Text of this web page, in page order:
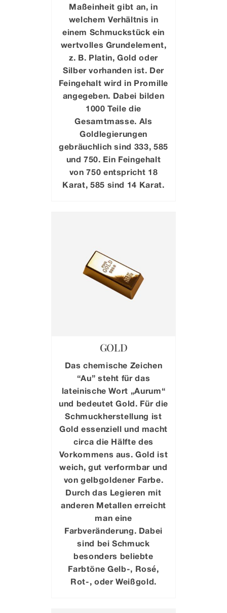
Maßeinheit gibt an, in
welchem Verhältnis in
einem Schmuckstück ein
wertvolles Grundelement,
z. B. Platin, Gold oder
Silber vorhanden ist. Der
Feingehalt wird in Promille
angegeben. Dabei bilden
1000 Teile die
Gesamtmasse. Als
Goldlegierungen
gebräuchlich sind 333, 585
und 750. Ein Feingehalt
von 750 entspricht 18
Karat, 585 sind 14 Karat.
GOLD
Das chemische Zeichen
“Au” steht für das
lateinische Wort „Aurum“
und bedeutet Gold. Für die
Schmuckherstellung ist
Gold essenziell und macht
circa die Hälfte des
Vorkommens aus. Gold ist
weich, gut verformbar und
von gelbgoldener Farbe.
Durch das Legieren mit
anderen Metallen erreicht
man eine
Farbveränderung. Dabei
sind bei Schmuck
besonders beliebte
Farbtöne Gelb-, Rosé,
Rot-, oder Weißgold.